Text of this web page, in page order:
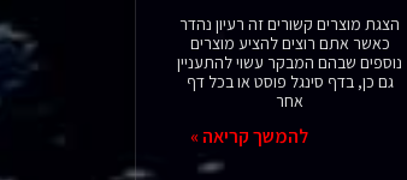
הצגת מוצרים קשורים זה רעיון נהדר
כאשר אתם רוצים להציע מוצרים
נוספים שבהם המבקר עשוי להתעניין
גם כן, בדף סינגל פוסט או בכל דף
אחר
להמשך קריאה »